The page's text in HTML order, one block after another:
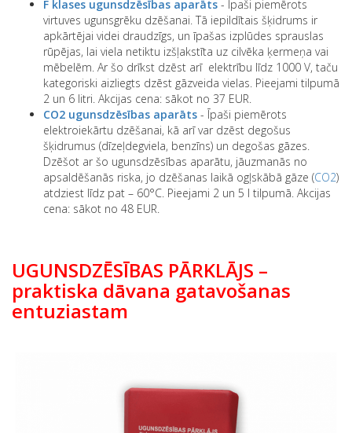
dzēšanai. Akcijas cena: 33,39 EUR.
F klases ugunsdzēsības aparāts- Īpaši piemērots
virtuves ugunsgrēku dzēšanai. Tā iepildītais šķidrums ir
apkārtējai videi draudzīgs, un īpašas izplūdes sprauslas
rūpējas, lai viela netiktu izšļakstīta uz cilvēka ķermeņa vai
mēbelēm. Ar šo drīkst dzēst arī elektrību līdz 1000 V, taču
kategoriski aizliegts dzēst gāzveida vielas. Pieejami tilpumā
2 un 6 litri. Akcijas cena: sākot no 37 EUR.
CO2 ugunsdzēsības aparāts- Īpaši piemērots
elektroiekārtu dzēšanai, kā arī var dzēst degošus
šķidrumus (dīzeļdegviela, benzīns) un degošas gāzes.
Dzēšot ar šo ugunsdzēsības aparātu, jāuzmanās no
apsaldēšanās riska, jo dzēšanas laikā ogļskābā gāze (CO2
atdziest līdz pat – 60°C. Pieejami 2 un 5 l tilpumā. Akcijas
UGUNSDZĒSĪBAS PĀRKLĀJS –
praktiska dāvana gatavošanas